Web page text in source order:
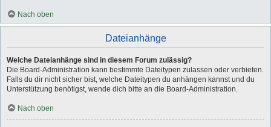
Nach oben
Dateianhänge
Welche Dateianhänge sind in diesem Forum zulässig?
Die Board-Administration kann bestimmte Dateitypen zulassen oder verbieten.
Falls du dir nicht sicher bist, welche Dateitypen du anhängen kannst und du
Unterstützung benötigst, wende dich bitte an die Board-Administration.
Nach oben